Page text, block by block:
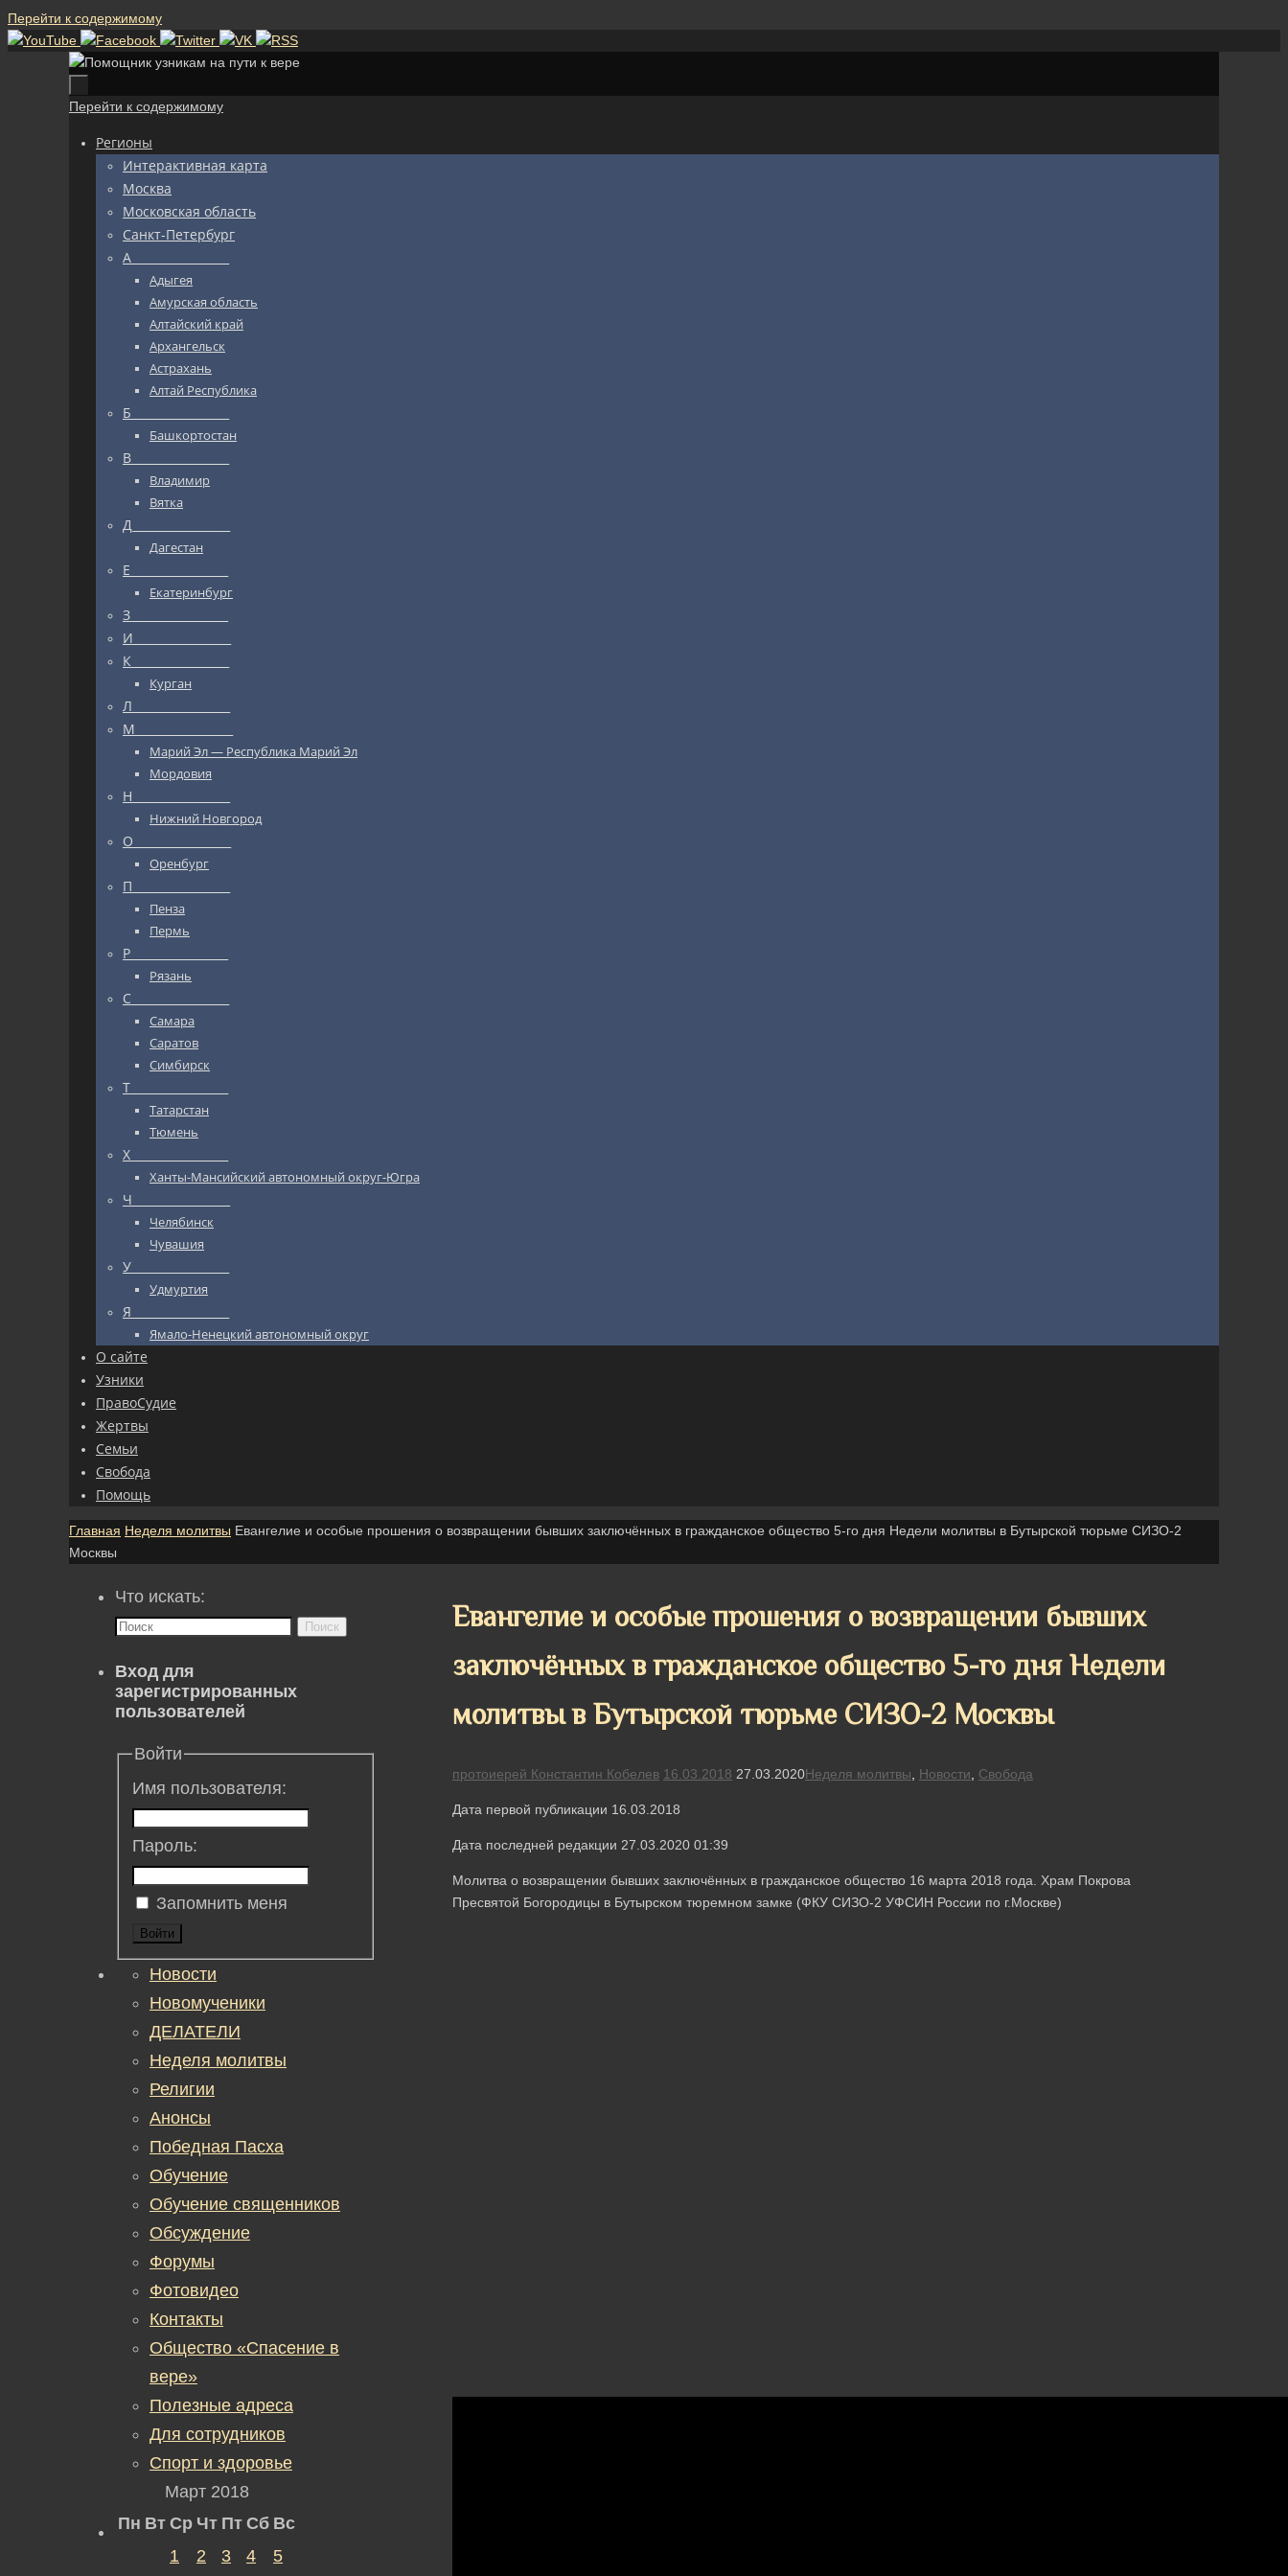
Перейти к содержимому
Перейти к содержимому
Регионы
Интерактивная карта
Москва
Московская область
Санкт-Петербург
А_________________
Адыгея
Амурская область
Алтайский край
Архангельск
Астрахань
Алтай Республика
Б_________________
Башкортостан
В_________________
Владимир
Вятка
Д_________________
Дагестан
Е_________________
Екатеринбург
З_________________
И_________________
К_________________
Курган
Л_________________
М_________________
Марий Эл — Республика Марий Эл
Мордовия
Н_________________
Нижний Новгород
О_________________
Оренбург
П_________________
Пенза
Пермь
Р_________________
Рязань
С_________________
Самара
Саратов
Симбирск
Т_________________
Татарстан
Тюмень
Х_________________
Ханты-Мансийский автономный округ-Югра
Ч_________________
Челябинск
Чувашия
У_________________
Удмуртия
Я_________________
Ямало-Ненецкий автономный округ
О сайте
Узники
ПравоСудие
Жертвы
Семьи
Свобода
Помощь
Главная Неделя молитвы Евангелие и особые прошения о возвращении бывших заключённых в гражданское общество 5-го дня Недели молитвы в Бутырской тюрьме СИЗО-2
Москвы
Евангелие и особые прошения о возвращении бывших
заключённых в гражданское общество 5-го дня Недели
молитвы в Бутырской тюрьме СИЗО-2 Москвы
протоиерей Константин Кобелев 16.03.2018 27.03.2020Неделя молитвы Новости Свобода
Дата первой публикации 16.03.2018
Дата последней редакции 27.03.2020 01:39
Молитва о возвращении бывших заключённых в гражданское общество 16 марта 2018 года. Храм Покрова
Пресвятой Богородицы в Бутырском тюремном замке (ФКУ СИЗО-2 УФСИН России по г.Москве)
Что искать:
Поиск
Вход для
зарегистрированных
пользователей
Войти
Имя пользователя:
Пароль:
Запомнить меня
Войти
Новости
Новомученики
ДЕЛАТЕЛИ
Неделя молитвы
Религии
Анонсы
Победная Пасха
Обучение
Обучение священников
Обсуждение
Форумы
Фотовидео
Контакты
Общество «Спасение в
вере»
Полезные адреса
Для сотрудников
Спорт и здоровье
Март 2018
Пн Вт Ср Чт Пт Сб Вс
1
2 3 4
5